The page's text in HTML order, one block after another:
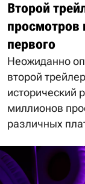
Второй
просмотров
первого
Неожиданно
второй
исторический
миллионов
различных